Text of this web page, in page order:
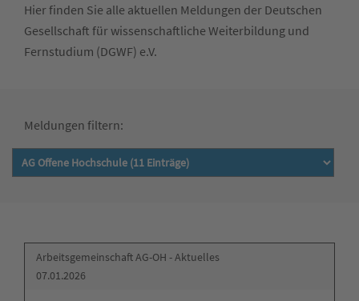
Hier finden Sie alle aktuellen Meldungen der Deutschen
Gesellschaft für wissenschaftliche Weiterbildung und
Fernstudium (DGWF) e.V.
Meldungen filtern:
Arbeitsgemeinschaft AG-OH - Aktuelles
07.01.2026